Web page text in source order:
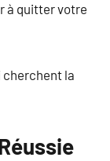
à quitter votre
cherchent la